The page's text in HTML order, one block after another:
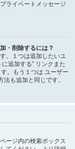
ライベートメッセージ
・削除するには？
。１つは追加したいユ
追加する” リンクまた
。もう１つは ユーザー
も追加と同じです。
ージ内の検索ボックス